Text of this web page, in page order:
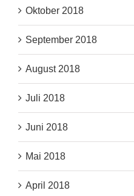
Oktober 2018
September 2018
August 2018
Juli 2018
Juni 2018
Mai 2018
April 2018